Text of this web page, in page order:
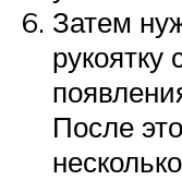
Затем
рукоятку
После